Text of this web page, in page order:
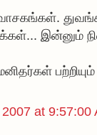
இன்னும்
at 9:57:00